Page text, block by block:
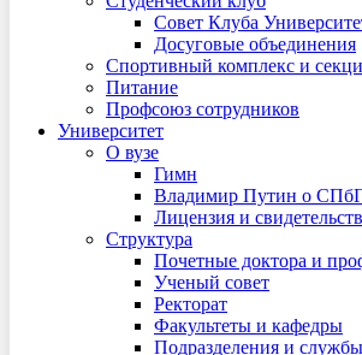
Совет Клуба
Досуговые объединения
Спортивный комплекс и
Питание
Профсоюз сотрудников
Университет
О вузе
Гимн
Владимир Путин о
Лицензия и
Структура
Почетные доктора и
Ученый совет
Ректорат
Факультеты и кафедры
Подразделения и службы